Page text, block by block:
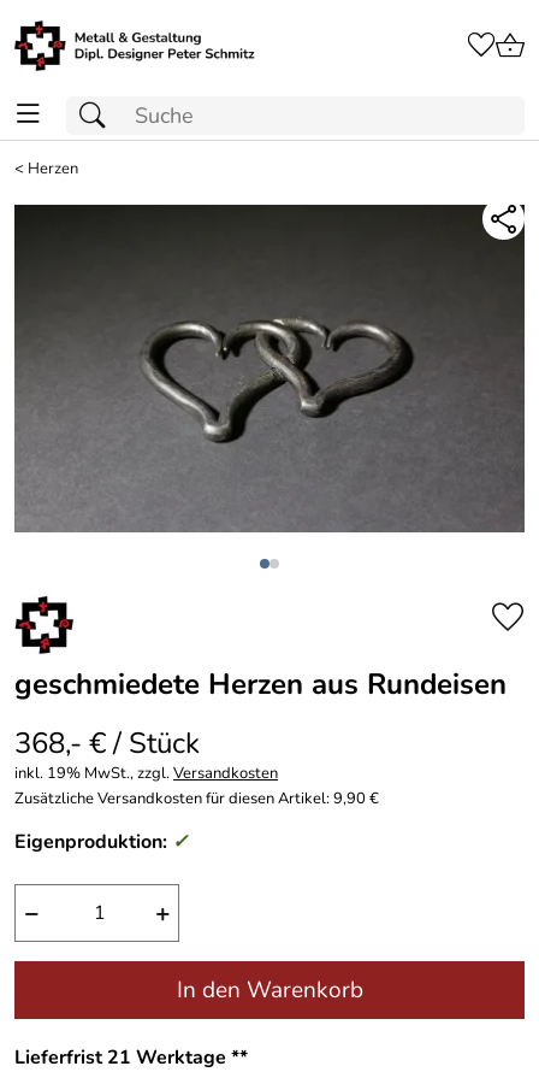
< Herzen
geschmiedete Herzen aus Rundeisen
368,- € / Stück
inkl. 19% MwSt., zzgl.Versandkosten
Zusätzliche Versandkosten für diesen Artikel: 9,90 €
Eigenproduktion: ✓
− +
In den Warenkorb
Lieferfrist 21 Werktage **